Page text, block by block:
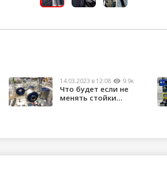
14.03.2023 в 12:08 9.9к
Что будет если не
менять стойки